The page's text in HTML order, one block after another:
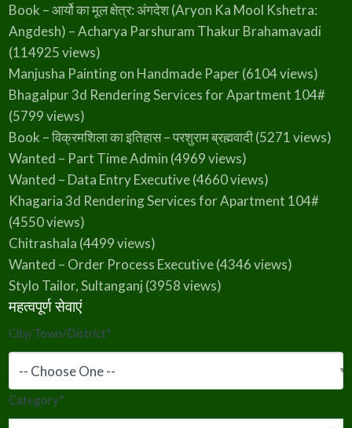
Book – आर्यो का मूल क्षेत्र: अंगदेश (Aryon Ka Mool Kshetra:
Angdesh) – Acharya Parshuram Thakur Brahamavadi
(114925 views)
Manjusha Painting on Handmade Paper(6104 views)
Bhagalpur 3d Rendering Services for Apartment 104#
(5799 views)
Book – विक्रमशिला का इतिहास – परशुराम ब्रह्मवादी(5271 views)
Wanted – Part Time Admin (4969 views)
Wanted – Data Entry Executive(4660 views)
Khagaria 3d Rendering Services for Apartment 104#
(4550 views)
Chitrashala (4499 views)
Wanted – Order Process Executive(4346 views)
Stylo Tailor, Sultanganj (3958 views)
महत्वपूर्ण सेवाएं
City/Town/District*
Category*